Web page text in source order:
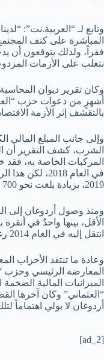
وتابع لـ “العربية.نت”:
المباشرة على كتف
فقراً، ولذلك يتوقعون أن
نتغلب على الأزمات
وكان تقرير ديوان
أشهرٍ من دعوات حزب
بالتقشف إثر الأزمة
وإلى جانب المبلغ المالي
الشرب، كشف التقرير أن
المركبات الخاصة به،
2019، بزيادة بلغت نحو 700 مليون ليرة.
الأقل، بينها واحدٌ في
انتقل إليه في العام 2014 رغم رفض المعارضة لبناء ذلك القصر.
وعادة ما تنتقد الأحزاب
المعارضة الرئيسي وحزب
الميزانيات المالية
“العثماني” وكان آخرها
أردوغان لا يولي اهتماماً
[ad_2]